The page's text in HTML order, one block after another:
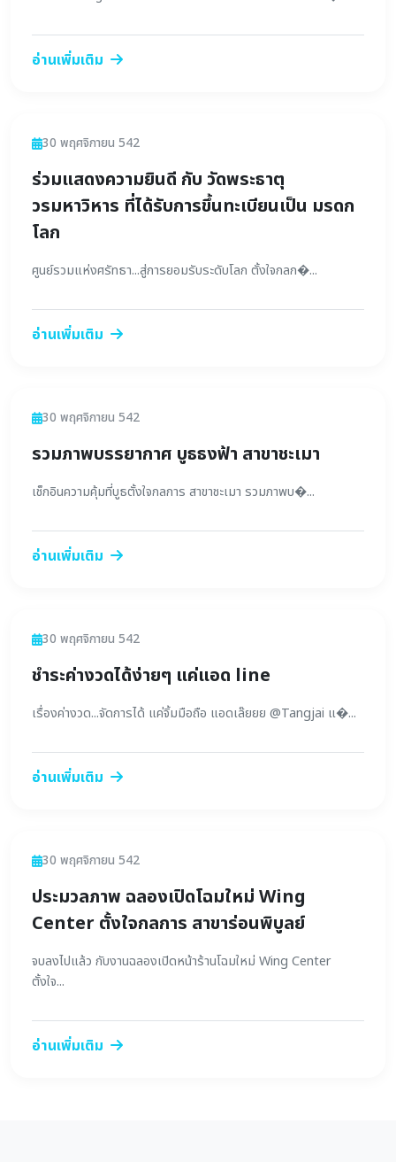
อ่านเพิ่มเติม
ข่าวสาร
30 พฤศจิกายน 542
ร่วมแสดงความยินดี กับ วัดพระธาตุ
วรมหาวิหาร ที่ได้รับการขึ้นทะเบียนเป็น มรดก
โลก
ศูนย์รวมแห่งศรัทธา...สู่การยอมรับระดับโลก ตั้งใจกลก�...
อ่านเพิ่มเติม
ข่าวสาร
30 พฤศจิกายน 542
รวมภาพบรรยากาศ บูธธงฟ้า สาขาชะเมา
เช็กอินความคุ้มที่บูธตั้งใจกลการ สาขาชะเมา รวมภาพบ�...
อ่านเพิ่มเติม
ข่าวสาร
30 พฤศจิกายน 542
ชำระค่างวดได้ง่ายๆ แค่แอด line
เรื่องค่างวด...จัดการได้ แค่จิ้มมือถือ แอดเล๊ยยย @Tangjai แ�...
อ่านเพิ่มเติม
ข่าวสาร
30 พฤศจิกายน 542
ประมวลภาพ ฉลองเปิดโฉมใหม่ Wing
Center ตั้งใจกลการ สาขาร่อนพิบูลย์
จบลงไปแล้ว กับงานฉลองเปิดหน้าร้านโฉมใหม่ Wing Center
ตั้งใจ...
อ่านเพิ่มเติม